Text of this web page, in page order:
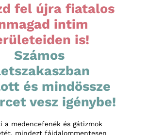
fel újra fiatalos
intim
is!
Számos
és mindössze
vesz igénybe!
a medencefenék és gátizmok
mindezt fájdalommentesen